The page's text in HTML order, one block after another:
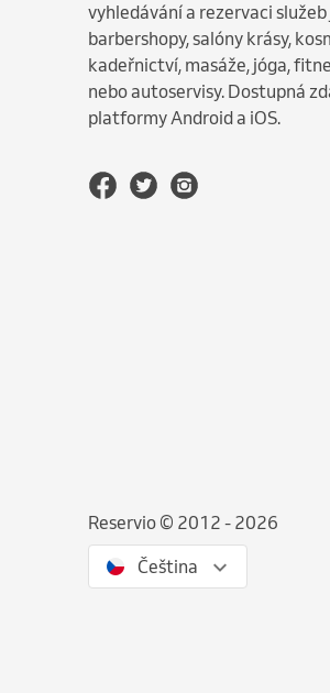
vyhledávání a rezervaci služeb
barbershopy, salóny krásy,
kadeřnictví, masáže, jóga,
nebo autoservisy. Dostupná
platformy Android a iOS.
Reservio © 2012 - 2026
Čeština